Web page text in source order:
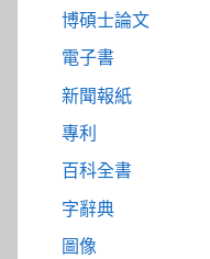
博碩士論文
電子書
新聞報紙
專利
百科全書
字辭典
圖像